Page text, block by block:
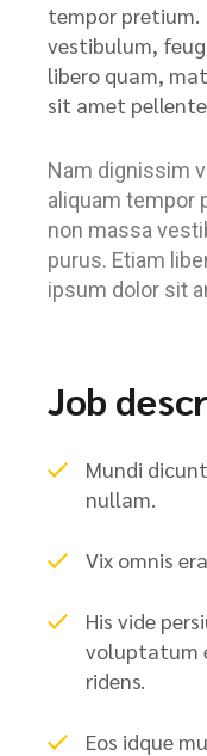
tempor pretium.
vestibulum,
libero quam,
sit amet
Nam dignissim
aliquam tempor
non massa
purus. Etiam
ipsum dolor sit
Job
Mundi
nullam.
Vix omnis
His vide
voluptatum
ridens.
Eos idque